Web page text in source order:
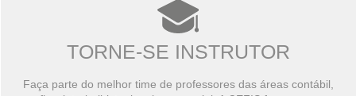
TORNE-SE INSTRUTOR
Faça parte do melhor time de professores das áreas contábil,